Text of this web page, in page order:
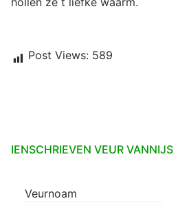
Post Views: 589
IENSCHRIEVEN VEUR VANNIJS
Veurnoam